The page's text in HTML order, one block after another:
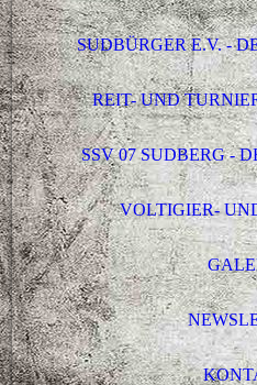
SUDBÜRGER E.V. -
REIT- UND
SSV 07 SUDBERG -
VOLTIGIER-